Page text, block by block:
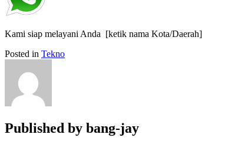
Kami siap melayani Anda [ketik nama Kota/Daerah]
Posted in Tekno
Published by bang-jay